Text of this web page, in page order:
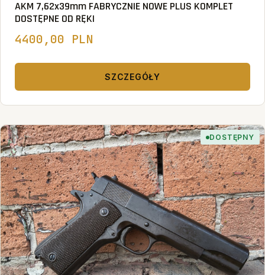
AKM 7,62x39mm FABRYCZNIE NOWE PLUS KOMPLET
DOSTĘPNE OD RĘKI
4400,00 PLN
SZCZEGÓŁY
DOSTĘPNY